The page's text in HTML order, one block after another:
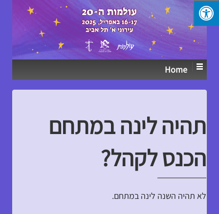
↓
SKIP
TO
CONTENT
Home
תהיה לינה במתחם
הכנס לקהל?
לא תהיה השנה לינה במתחם.